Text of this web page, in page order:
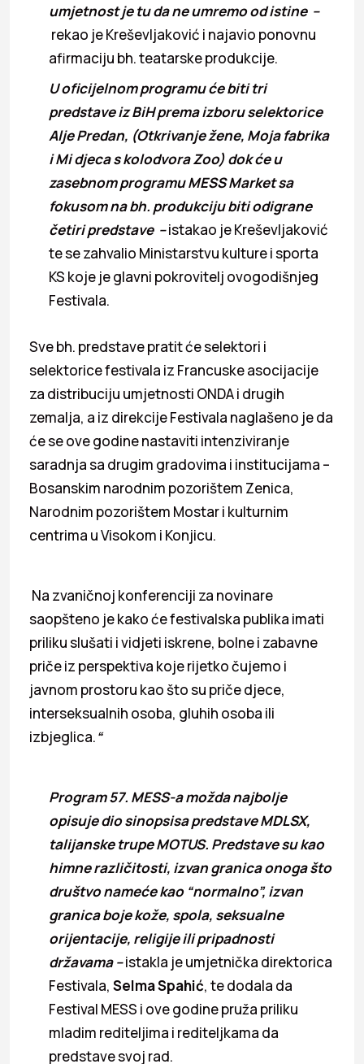
umjetnost je tu da ne umremo od istine –
rekao je Kreševljaković i najavio ponovnu
afirmaciju bh. teatarske produkcije.
U oficijelnom programu će biti tri
predstave iz BiH prema izboru selektorice
Alje Predan, (Otkrivanje žene, Moja fabrika
i Mi djeca s kolodvora Zoo) dok će u
zasebnom programu MESS Market sa
fokusom na bh. produkciju biti odigrane
četiri predstave –istakao je Kreševljaković
te se zahvalio Ministarstvu kulture i sporta
KS koje je glavni pokrovitelj ovogodišnjeg
Festivala.
Sve bh. predstave pratit će selektori i
selektorice festivala iz Francuske asocijacije
za distribuciju umjetnosti ONDA i drugih
zemalja, a iz direkcije Festivala naglašeno je da
će se ove godine nastaviti intenziviranje
saradnja sa drugim gradovima i institucijama –
Bosanskim narodnim pozorištem Zenica,
Narodnim pozorištem Mostar i kulturnim
centrima u Visokom i Konjicu.
Na zvaničnoj konferenciji za novinare
saopšteno je kako će festivalska publika imati
priliku slušati i vidjeti iskrene, bolne i zabavne
priče iz perspektiva koje rijetko čujemo i
javnom prostoru kao što su priče djece,
interseksualnih osoba, gluhih osoba ili
izbjeglica.“
Program 57. MESS-a moždanajbolje
opisuje dio sinopsisa predstave MDLSX,
talijanske trupe MOTUS. Predstave su kao
himne različitosti, izvan granica onogašto
društvonamećekao “normalno”, izvan
granica boje kože, spola, seksualne
orijentacije, religije ili pripadnosti
državama –istakla je umjetnička direktorica
Festivala, Selma Spahić, te dodala da
Festival MESS i ove godine pruža priliku
mladim rediteljima i rediteljkama da
predstave svoj rad.